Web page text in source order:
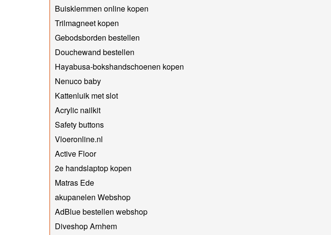
Buisklemmen online kopen
Trilmagneet kopen
Gebodsborden bestellen
Douchewand bestellen
Hayabusa-bokshandschoenen kopen
Nenuco baby
Kattenluik met slot
Acrylic nailkit
Safety buttons
Vloeronline.nl
Active Floor
2e handslaptop kopen
Matras Ede
akupanelen Webshop
AdBlue bestellen webshop
Diveshop Arnhem